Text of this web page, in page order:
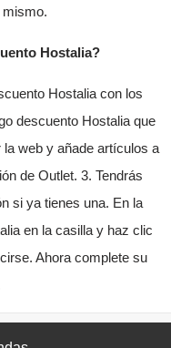
Hostalia?
Hostalia con los
descuento Hostalia que
web y añade artículos a
de Outlet. 3. Tendrás
si ya tienes una. En la
en la casilla y haz clic
Ahora complete su